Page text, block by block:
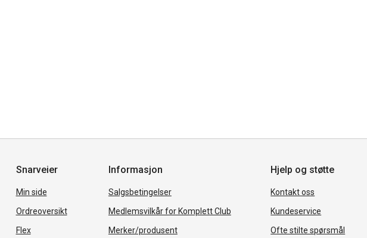
Snarveier
Min side
Ordreoversikt
Flex
Informasjon
Salgsbetingelser
Medlemsvilkår for Komplett Club
Merker/produsent
Hjelp og støtte
Kontakt oss
Kundeservice
Ofte stilte spørsmål